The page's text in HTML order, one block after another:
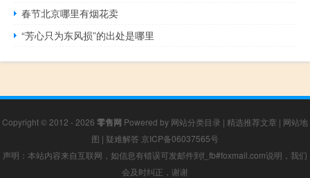
春节北京哪里有烟花卖
“芳心只为东风损”的出处是哪里
Copyright © 2012 - 2026 零售网 Powered by 网站分类目录 | 精选推荐文章 | 网站地
图 | 疑难解答 京ICP备06037565号
声明：本站内容来自互联网，如信息有错误可发邮件到f_fb#foxmail.com说明，我们
会及时纠正，谢谢